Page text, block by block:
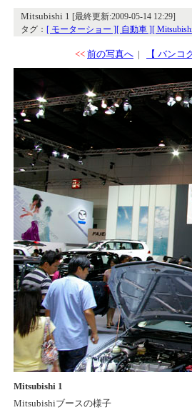
Mitsubishi 1 [最終更新:2009-05-14 12:29]
タグ： [ モーターショー ][ 自動車 ][
<< 前の写真へ | 【 バン
Mitsubishi 1
Mitsubishiブースの様子